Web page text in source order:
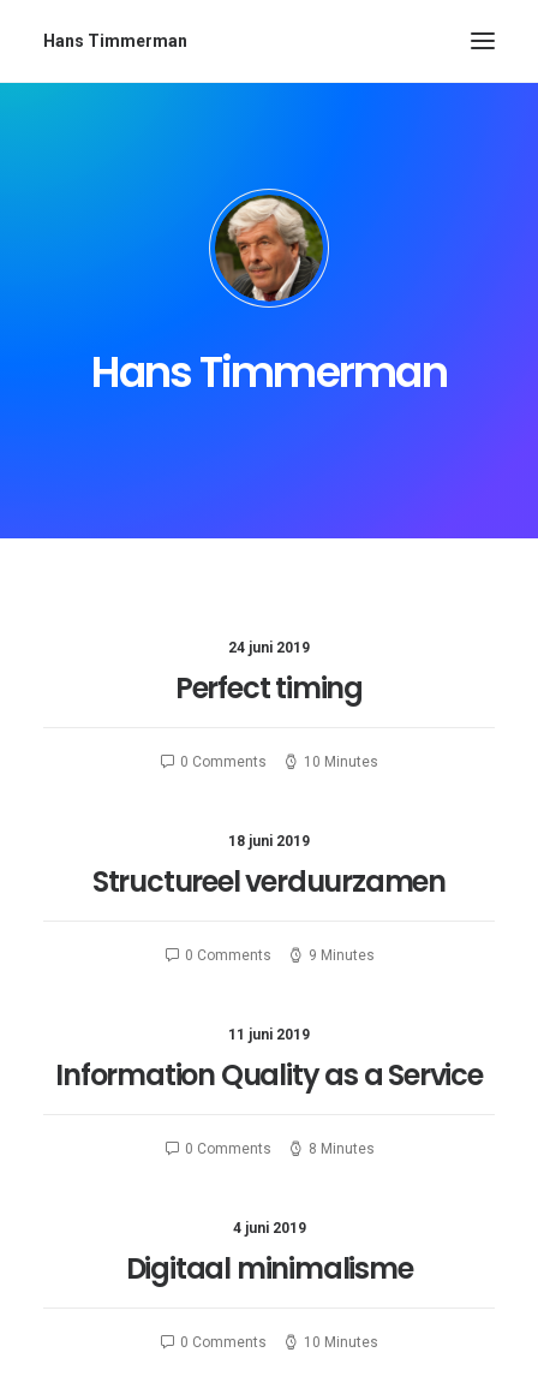
Hans Timmerman
Hans Timmerman
24 juni 2019
Perfect timing
0 Comments 10 Minutes
18 juni 2019
Structureel verduurzamen
0 Comments 9 Minutes
11 juni 2019
Information Quality as a Service
0 Comments 8 Minutes
4 juni 2019
Digitaal minimalisme
0 Comments 10 Minutes